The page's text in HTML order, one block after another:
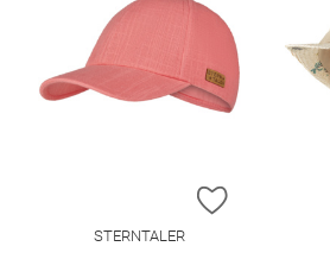
ZUR
STERNTALER